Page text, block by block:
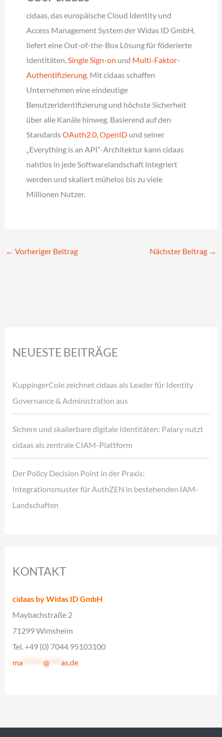
cidaas, das europäische Cloud Identity und
Access Management System der Widas ID GmbH,
liefert eine Out-of-the-Box Lösung für föderierte
Identitäten,Single Sign-on und Multi-Faktor-
Authentifizierung. Mit cidaas schaffen
Unternehmen eine eindeutige
Benutzeridentifizierung und höchste Sicherheit
über alle Kanäle hinweg. Basierend auf den
StandardsOAuth2.0, OpenIDund seiner
„Everything is an API“-Architektur kann cidaas
nahtlos in jede Softwarelandschaft integriert
werden und skaliert mühelos bis zu viele
Millionen Nutzer.
← Vorheriger Beitrag Nächster Beitrag →
NEUESTE BEITRÄGE
KuppingerCole zeichnet cidaas als Leader für Identity
Governance & Administration aus
Sichere und skalierbare digitale Identitäten: Palary nutzt
cidaas als zentrale CIAM-Plattform
Der Policy Decision Point in der Praxis:
Integrationsmuster für AuthZEN in bestehenden IAM-
Landschaften
KONTAKT
cidaas by Widas ID GmbH
Maybachstraße 2
71299 Wimsheim
Tel. +49 (0) 7044 95103100
ma*******@ ****as.de